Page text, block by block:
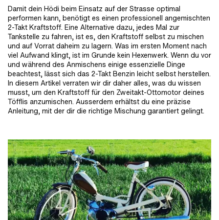
Damit dein Hödi beim Einsatz auf der Strasse optimal
performen kann, benötigt es einen professionell angemischten
2-Takt Kraftstoff. Eine Alternative dazu, jedes Mal zur
Tankstelle zu fahren, ist es, den Kraftstoff selbst zu mischen
und auf Vorrat daheim zu lagern. Was im ersten Moment nach
viel Aufwand klingt, ist im Grunde kein Hexenwerk. Wenn du vor
und während des Anmischens einige essenzielle Dinge
beachtest, lässt sich das 2-Takt Benzin leicht selbst herstellen.
In diesem Artikel verraten wir dir daher alles, was du wissen
musst, um den Kraftstoff für den Zweitakt-Ottomotor deines
Töfflis anzumischen. Ausserdem erhältst du eine präzise
Anleitung, mit der dir die richtige Mischung garantiert gelingt.